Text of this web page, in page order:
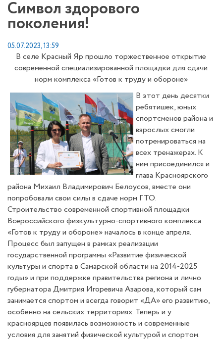
Символ здорового
поколения!
05.07.2023, 13:59
В селе Красный Яр прошло торжественное открытие
современной специализированной площадки для сдачи
норм комплекса «Готов к труду и обороне»
В этот день десятки
ребятишек, юных
спортсменов района и
взрослых смогли
потренироваться на
всех тренажерах. К
ним присоединился и
глава Красноярского
района Михаил Владимирович Белоусов, вместе они
попробовали свои силы в сдаче норм ГТО.
Строительство современной спортивной площадки
Всероссийского физкультурно-спортивного комплекса
«Готов к труду и обороне» началось в конце апреля.
Процесс был запущен в рамках реализации
государственной программы «Развитие физической
культуры и спорта в Самарской области на 2014-2025
годы» и при поддержке правительства региона и лично
губернатора Дмитрия Игоревича Азарова, который сам
занимается спортом и всегда говорит «ДА» его развитию,
особенно на сельских территориях. Теперь и у
красноярцев появилась возможность и современные
условия для занятий физической культурой и спортом.